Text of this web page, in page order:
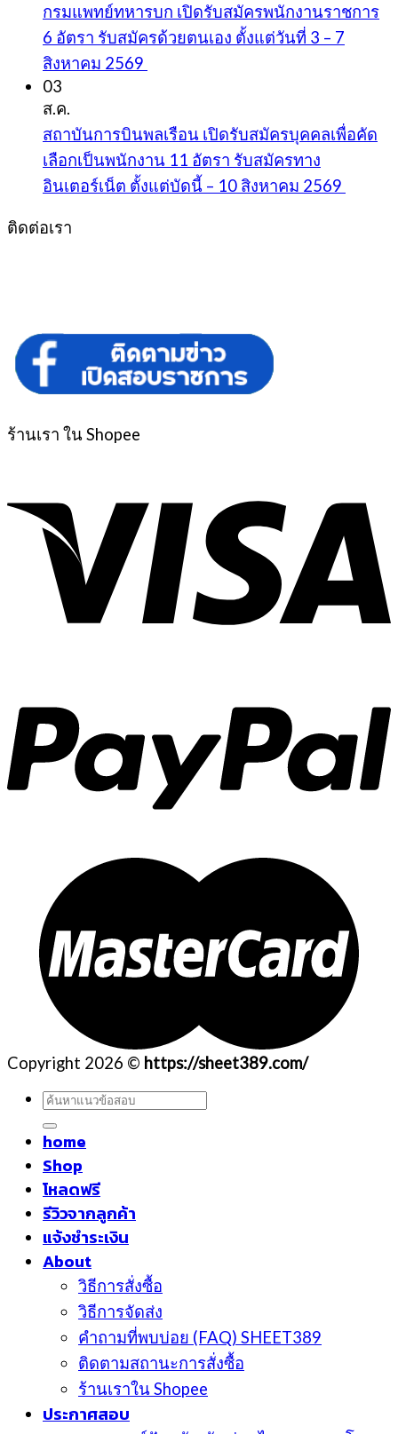
กรมแพทย์ทหารบก เปิดรับสมัครพนักงานราชการ
6 อัตรา รับสมัครด้วยตนเอง ตั้งแต่วันที่ 3 – 7
สิงหาคม 2569
03
ส.ค.
สถาบันการบินพลเรือน เปิดรับสมัครบุคคลเพื่อคัด
เลือกเป็นพนักงาน 11 อัตรา รับสมัครทาง
อินเตอร์เน็ต ตั้งแต่บัดนี้ – 10 สิงหาคม 2569
ติดต่อเรา
ร้านเรา ใน Shopee
Copyright 2026 © https://sheet389.com/
ค้นหา:
home
Shop
โหลดฟรี
รีวิวจากลูกค้า
แจ้งชำระเงิน
About
วิธีการสั่งซื้อ
วิธีการจัดส่ง
คำถามที่พบบ่อย (FAQ) SHEET389
ติดตามสถานะการสั่งซื้อ
ร้านเราใน Shopee
ประกาศสอบ